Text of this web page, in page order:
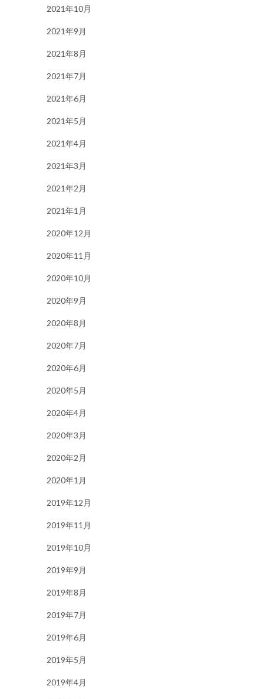
2021年10月
2021年9月
2021年8月
2021年7月
2021年6月
2021年5月
2021年4月
2021年3月
2021年2月
2021年1月
2020年12月
2020年11月
2020年10月
2020年9月
2020年8月
2020年7月
2020年6月
2020年5月
2020年4月
2020年3月
2020年2月
2020年1月
2019年12月
2019年11月
2019年10月
2019年9月
2019年8月
2019年7月
2019年6月
2019年5月
2019年4月